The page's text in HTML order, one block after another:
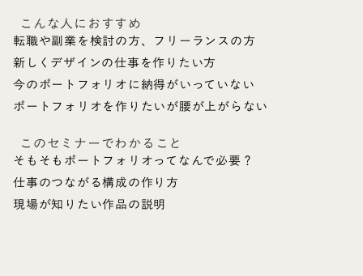
こんな人におすすめ
転職や副業を検討の方、フリーランスの方
新しくデザインの仕事を作りたい方
今のポートフォリオに納得がいっていない
ポートフォリオを作りたいが腰が上がらない
このセミナーでわかること
そもそもポートフォリオってなんで必要？
仕事のつながる構成の作り方
現場が知りたい作品の説明